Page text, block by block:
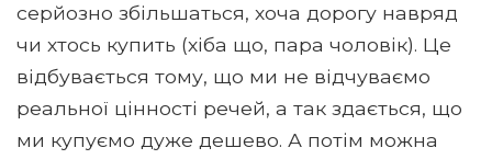
серйозно збільшаться, хоча дорогу навряд
чи хтось купить (хіба що, пара чоловік). Це
відбувається тому, що ми не відчуваємо
реальної цінності речей, а так здається, що
ми купуємо дуже дешево. А потім можна